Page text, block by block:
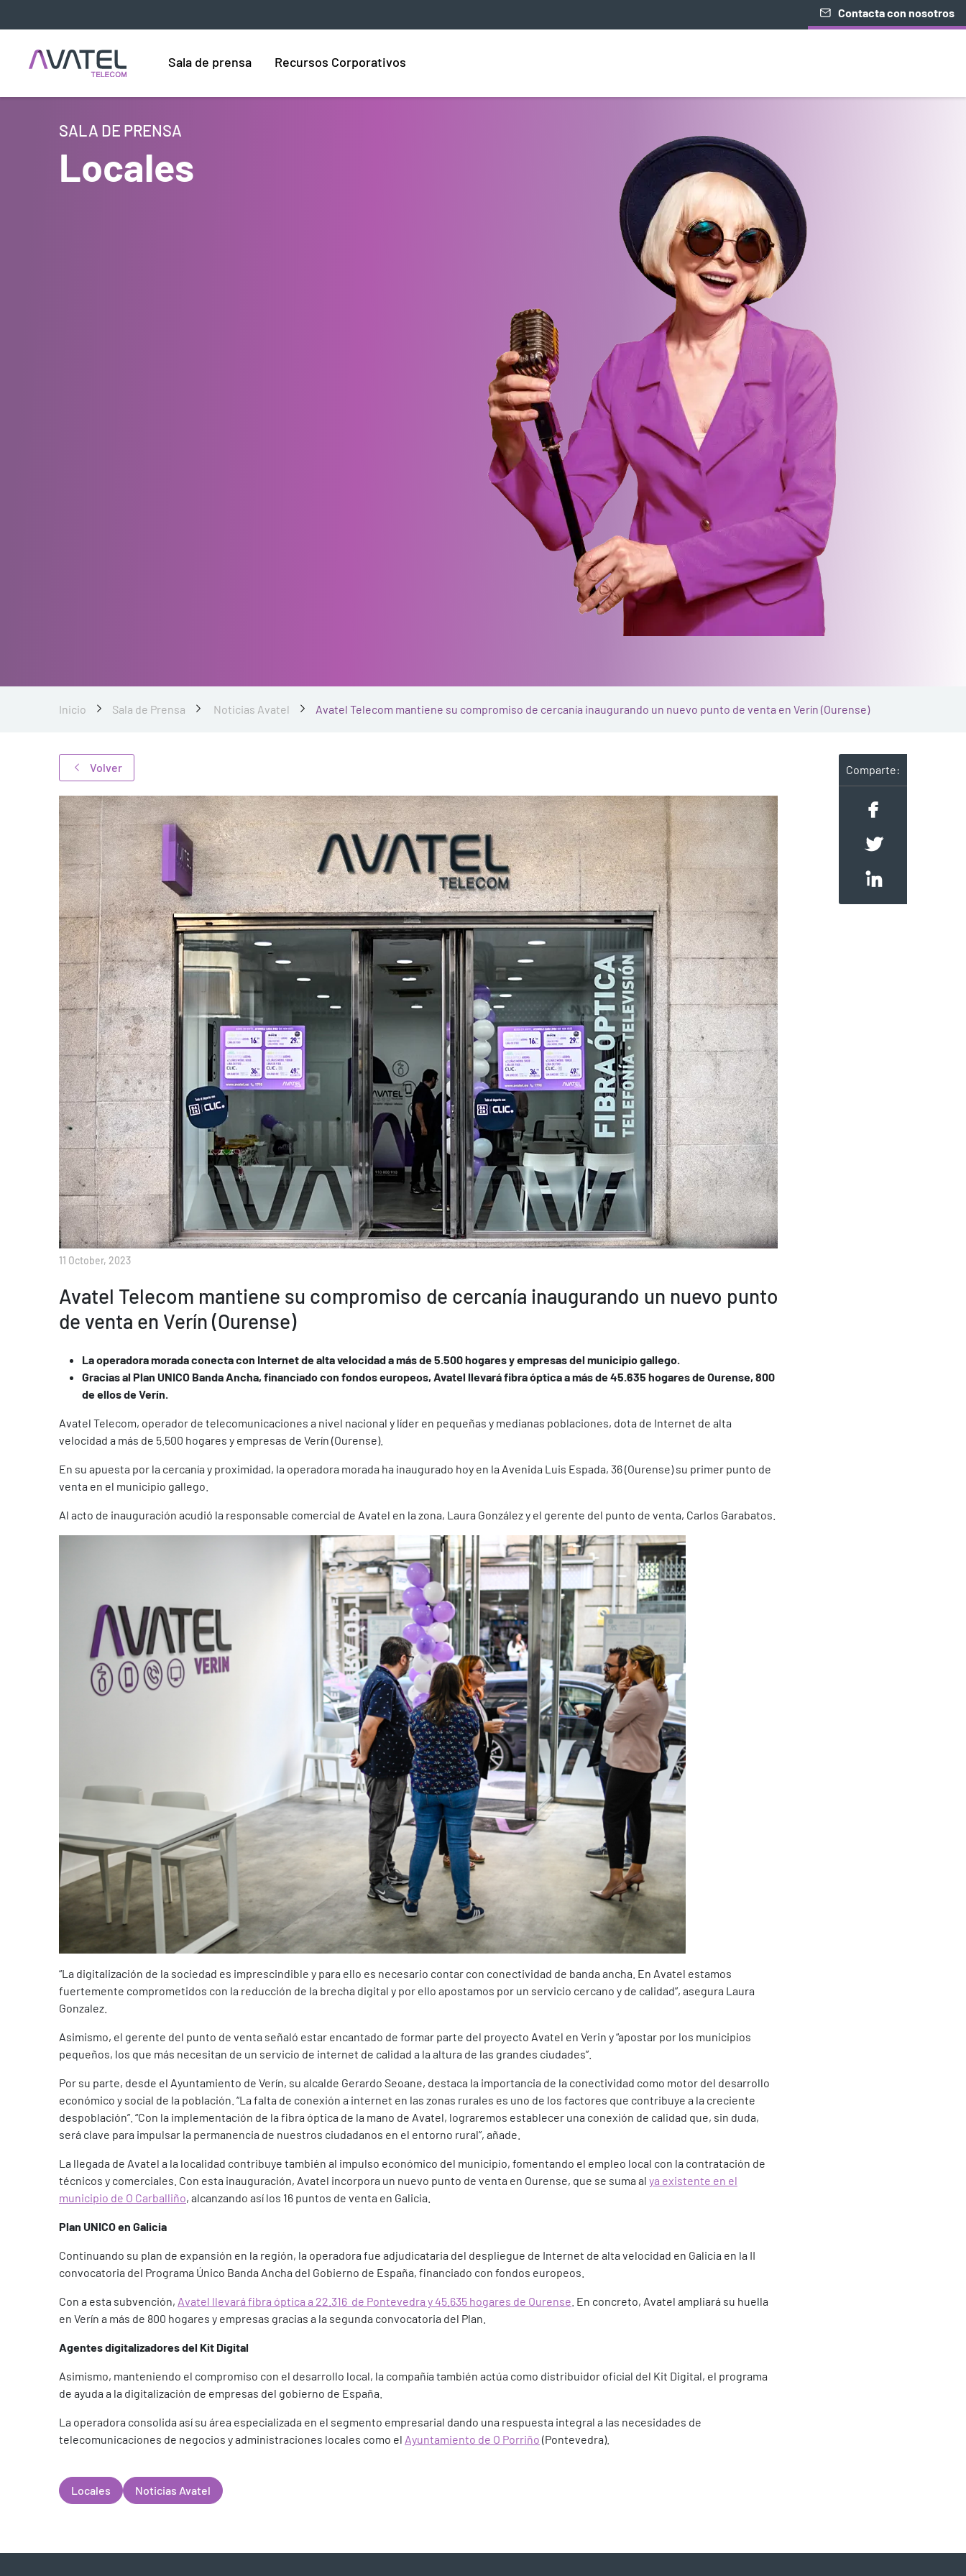
Contacta con nosotros
Sala de prensa Recursos Corporativos
SALA DE PRENSA
Locales
Inicio Sala de Prensa Noticias Avatel Avatel Telecom mantiene su compromiso de cercanía inaugurando un nuevo punto de venta en Verín (Ourense)
Volver
11 October, 2023
Avatel Telecom mantiene su compromiso de cercanía inaugurando un nuevo punto
de venta en Verín (Ourense)
La operadora morada conecta con Internet de alta velocidad a más de 5.500 hogares y empresas del municipio gallego.
Gracias al Plan UNICO Banda Ancha, financiado con fondos europeos, Avatel llevará fibra óptica a más de 45.635 hogares de Ourense, 800
de ellos de Verín.
Avatel Telecom, operador de telecomunicaciones a nivel nacional y líder en pequeñas y medianas poblaciones, dota de Internet de alta
velocidad a más de 5.500 hogares y empresas de Verín (Ourense).
En su apuesta por la cercanía y proximidad, la operadora morada ha inaugurado hoy en la Avenida Luis Espada, 36 (Ourense) su primer punto de
venta en el municipio gallego.
Al acto de inauguración acudió la responsable comercial de Avatel en la zona, Laura González y el gerente del punto de venta, Carlos Garabatos.
“La digitalización de la sociedad es imprescindible y para ello es necesario contar con conectividad de banda ancha. En Avatel estamos
fuertemente comprometidos con la reducción de la brecha digital y por ello apostamos por un servicio cercano y de calidad”, asegura Laura
Gonzalez.
Asimismo, el gerente del punto de venta señaló estar encantado de formar parte del proyecto Avatel en Verin y “apostar por los municipios
pequeños, los que más necesitan de un servicio de internet de calidad a la altura de las grandes ciudades”.
Por su parte, desde el Ayuntamiento de Verín, su alcalde Gerardo Seoane, destaca la importancia de la conectividad como motor del desarrollo
económico y social de la población. “La falta de conexión a internet en las zonas rurales es uno de los factores que contribuye a la creciente
despoblación”. “Con la implementación de la fibra óptica de la mano de Avatel, lograremos establecer una conexión de calidad que, sin duda,
será clave para impulsar la permanencia de nuestros ciudadanos en el entorno rural”, añade.
La llegada de Avatel a la localidad contribuye también al impulso económico del municipio, fomentando el empleo local con la contratación de
técnicos y comerciales. Con esta inauguración, Avatel incorpora un nuevo punto de venta en Ourense, que se suma al ya existente en el
municipio de O Carballiño, alcanzando así los 16 puntos de venta en Galicia.
Plan UNICO en Galicia
Continuando su plan de expansión en la región, la operadora fue adjudicataria del despliegue de Internet de alta velocidad en Galicia en la II
convocatoria del Programa Único Banda Ancha del Gobierno de España, financiado con fondos europeos.
Con a esta subvención, Avatel llevará fibra óptica a 22.316 de Pontevedra y 45.635 hogares de Ourense . En concreto, Avatel ampliará su huella
en Verín a más de 800 hogares y empresas gracias a la segunda convocatoria del Plan.
Agentes digitalizadores del Kit Digital
Asimismo, manteniendo el compromiso con el desarrollo local, la compañía también actúa como distribuidor oficial del Kit Digital, el programa
de ayuda a la digitalización de empresas del gobierno de España.
La operadora consolida así su área especializada en el segmento empresarial dando una respuesta integral a las necesidades de
telecomunicaciones de negocios y administraciones locales como el Ayuntamiento de O Porriño (Pontevedra).
Locales Noticias Avatel
Comparte: